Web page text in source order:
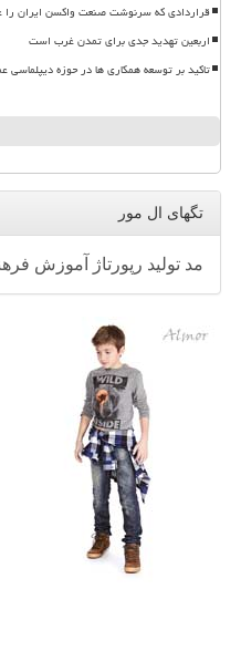
قراردادی که سرنوشت صنعت واکسن ایران
اربعین تهدید جدی برای تمدن غرب است
تاکید بر توسعه همکاری ها در حوزه دیپلماسی
تگهای ال مور
مد تولید رپورتاژ آموزش